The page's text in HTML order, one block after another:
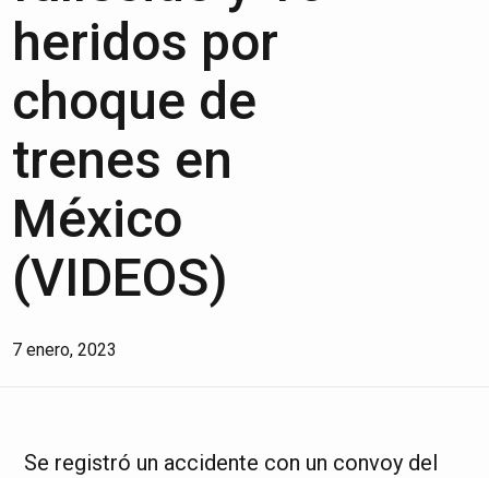
heridos por
choque de
trenes en
México
(VIDEOS)
7 enero, 2023
Se registró un accidente con un convoy del